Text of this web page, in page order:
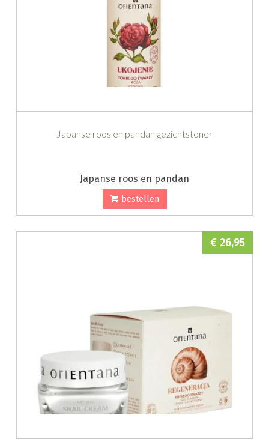
Japanse roos en pandan gezichtstoner
Japanse roos en pandan
bestellen
€ 26,95